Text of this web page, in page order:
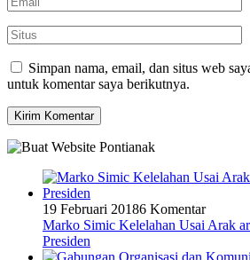
Simpan nama, email, dan situs web
untuk komentar saya berikutnya.
19 Februari 20186 Komentar
Marko Simic Kelelahan Usai Arak
Presiden